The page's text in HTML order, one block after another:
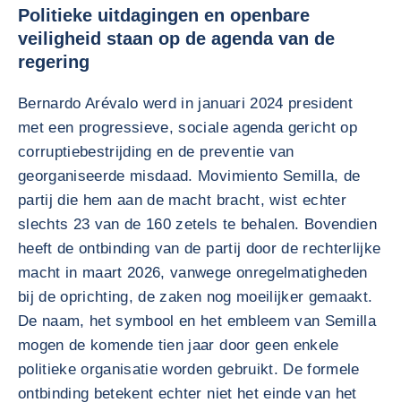
Politieke uitdagingen en openbare
veiligheid staan op de agenda van de
regering
Bernardo Arévalo werd in januari 2024 president
met een progressieve, sociale agenda gericht op
corruptiebestrijding en de preventie van
georganiseerde misdaad. Movimiento Semilla, de
partij die hem aan de macht bracht, wist echter
slechts 23 van de 160 zetels te behalen. Bovendien
heeft de ontbinding van de partij door de rechterlijke
macht in maart 2026, vanwege onregelmatigheden
bij de oprichting, de zaken nog moeilijker gemaakt.
De naam, het symbool en het embleem van Semilla
mogen de komende tien jaar door geen enkele
politieke organisatie worden gebruikt. De formele
ontbinding betekent echter niet het einde van het